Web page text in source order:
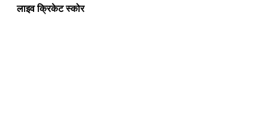
लाइव क्रिकेट स्कोर